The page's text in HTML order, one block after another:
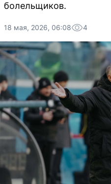
болельщиков.
18 мая, 2026, 06:08 4